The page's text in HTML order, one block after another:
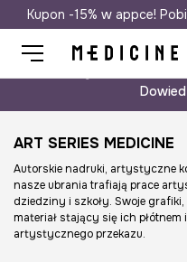
Darmowa
Kupon -15% w appce!
ART SERIES MEDICINE
Autorskie nadruki, artystyczne
nasze ubrania trafiają prace
dziedziny i szkoły. Swoje
materiał stający się ich
artystycznego przekazu.